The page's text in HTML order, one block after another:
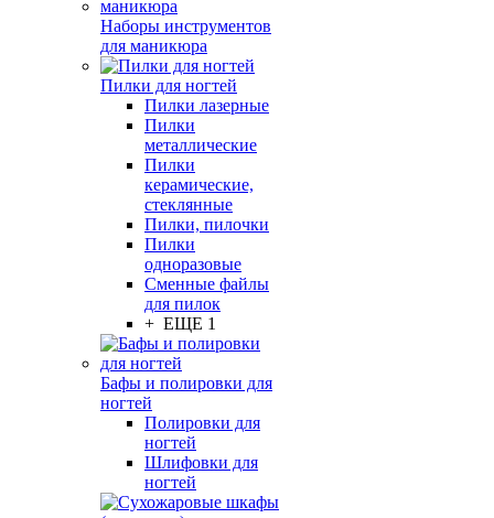
Наборы инструментов
для маникюра
Пилки для ногтей
Пилки лазерные
Пилки
металлические
Пилки
керамические,
стеклянные
Пилки, пилочки
Пилки
одноразовые
Сменные файлы
для пилок
+ ЕЩЕ 1
Бафы и полировки для
ногтей
Полировки для
ногтей
Шлифовки для
ногтей